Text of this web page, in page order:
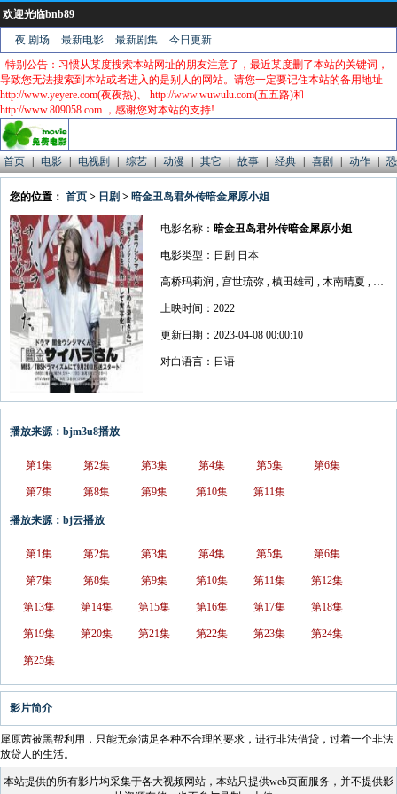
欢迎光临bnb89
夜.剧场 最新电影 最新剧集
今日更新
特别公告：习惯从某度搜索本站网址的朋友注意了，最近某度删了本站的关键词，
导致您无法搜索到本站或者进入的是别人的网站。请您一定要记住本站的备用地址
http://www.yeyere.com(夜夜热)、 http://www.wuwulu.com(五五路)和
http://www.809058.com ，感谢您对本站的支持!
首页 | 电影 | 电视剧 | 综艺 | 动漫 | 其它 | 故事 | 经典 | 喜剧 | 动作 |
您的位置： 首页 > 日剧 > 暗金丑岛君外传暗金犀原小姐
电影名称： 暗金丑岛君外传暗金犀原小姐
电影类型：日剧 日本
高桥玛莉润 , 宫世琉弥 , 槙田雄司 , 木南晴夏 , 中尾明庆 , 崎本大海 , 古畑星夏 , 胜村政信 , 冈崎体育
上映时间：2022
更新日期：2023-04-08 00:00:10
对白语言：日语
播放来源：bjm3u8播放
第1集 第2集 第3集 第4集 第5集 第6集
第7集 第8集 第9集 第10集 第11集
播放来源：bj云播放
第1集 第2集 第3集 第4集 第5集 第6集
第7集 第8集 第9集 第10集 第11集 第12集
第13集 第14集 第15集 第16集 第17集 第18集
第19集 第20集 第21集 第22集 第23集 第24集
第25集
影片简介
犀原茜被黑帮利用，只能无奈满足各种不合理的要求，进行非法借贷，过着一个非法
放贷人的生活。
本站提供的所有影片均采集于各大视频网站，本站只提供web页面服务，并不提供影